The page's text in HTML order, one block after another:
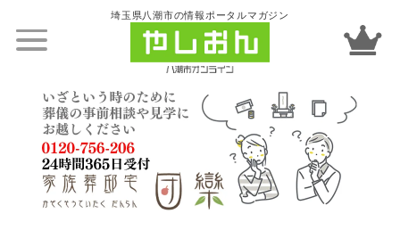
埼玉県八潮市の情報ポータルマガジン